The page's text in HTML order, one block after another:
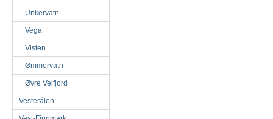
Unkervatn
Vega
Visten
Ømmervatn
Øvre Velfjord
Vesterålen